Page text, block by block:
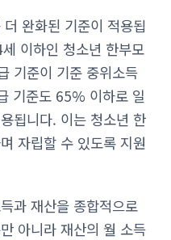
완화된 기준이 적용됩
이하인 청소년 한부모
기준이 기준 중위소득
기준도 65% 이하로 일
됩니다. 이는 청소년 한
자립할 수 있도록 지원
과 재산을 종합적으로
아니라 재산의 월 소득